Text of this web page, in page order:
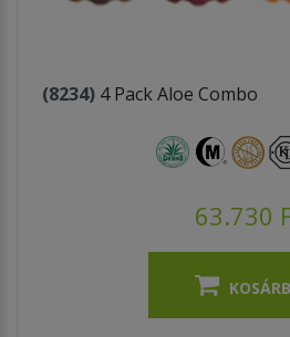
(8234) 4 Pack Aloe Combo
63.730